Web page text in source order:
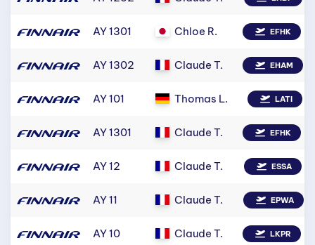
AY 1301 Chloe R. EFHK
AY 1302 Claude T. EHAM
AY 101 Thomas L. LATI
AY 1301 Claude T. EFHK
AY 12 Claude T. ESSA
AY 11 Claude T. EPWA
AY 10 Claude T. LKPR